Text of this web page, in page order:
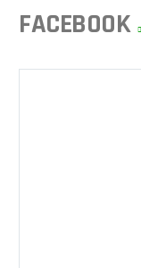
FACEBOOK